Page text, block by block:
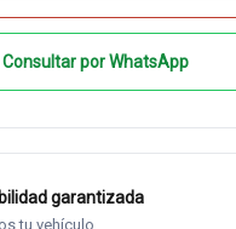
Consultar por WhatsApp
garantizada
tu vehículo